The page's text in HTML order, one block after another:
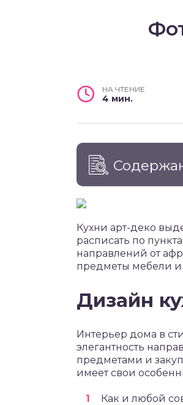
НА ЧТЕНИЕ
4 мин.
Кухни арт-деко
расписать по
направлений от
предметы мебели и
Дизайн
Интерьер дома в
элегантность
предметами и
имеет свои
Как и любой